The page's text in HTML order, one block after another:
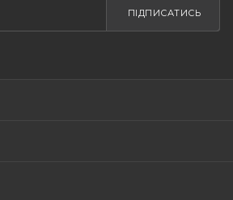
ПІДПИСАТИСЬ